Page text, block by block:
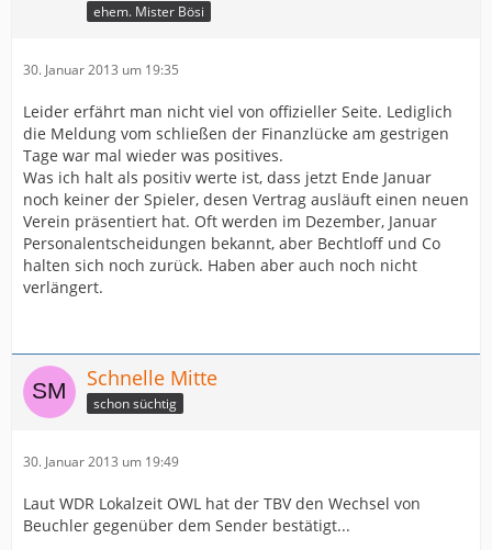
ehem. Mister Bösi
30. Januar 2013 um 19:35
Leider erfährt man nicht viel von offizieller Seite. Lediglich
die Meldung vom schließen der Finanzlücke am gestrigen
Tage war mal wieder was positives.
Was ich halt als positiv werte ist, dass jetzt Ende Januar
noch keiner der Spieler, desen Vertrag ausläuft einen neuen
Verein präsentiert hat. Oft werden im Dezember, Januar
Personalentscheidungen bekannt, aber Bechtloff und Co
halten sich noch zurück. Haben aber auch noch nicht
verlängert.
Schnelle Mitte
schon süchtig
30. Januar 2013 um 19:49
Laut WDR Lokalzeit OWL hat der TBV den Wechsel von
Beuchler gegenüber dem Sender bestätigt...